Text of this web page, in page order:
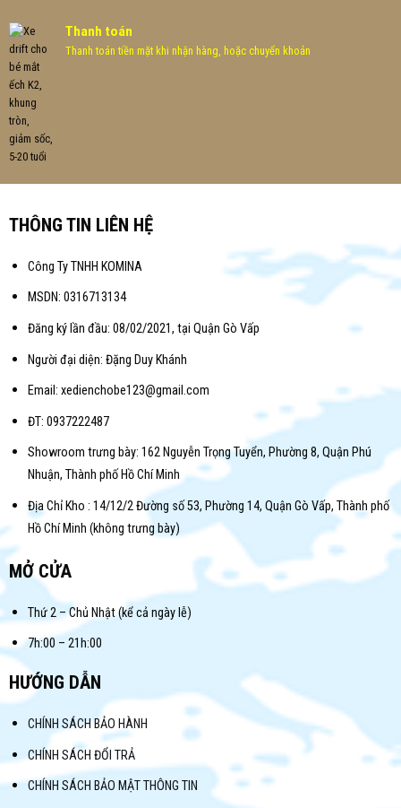
Thanh toán
Thanh toán tiền mặt khi nhận hàng, hoặc chuyển khoản
THÔNG TIN LIÊN HỆ
Công Ty TNHH KOMINA
MSDN: 0316713134
Đăng ký lần đầu: 08/02/2021, tại Quận Gò Vấp
Người đại diện: Đặng Duy Khánh
Email: xedienchobe123@gmail.com
ĐT: 0937222487
Showroom trưng bày: 162 Nguyễn Trọng Tuyển, Phường 8, Quận Phú
Nhuận, Thành phố Hồ Chí Minh
Địa Chỉ Kho : 14/12/2 Đường số 53, Phường 14, Quận Gò Vấp, Thành phố
Hồ Chí Minh (không trưng bày)
MỞ CỬA
Thứ 2 – Chủ Nhật (kể cả ngày lễ)
7h:00 – 21h:00
HƯỚNG DẪN
CHÍNH SÁCH BẢO HÀNH
CHÍNH SÁCH ĐỔI TRẢ
CHÍNH SÁCH BẢO MẬT THÔNG TIN